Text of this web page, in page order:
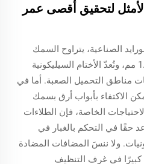
لتحقيق أقصى عمر
الصناعية، يتراوح السمك
القياسي بين حوالي 0.9 إلى 1.2 مم، وتُعدّ الأختام السيليكونية
مناطق التحميل الصعبة. أما في
الاكتفاء بأبواب أرق بسمك
الاحتياجات الخاصة، فإن الطلاءات
حقًا في التحكم بالغبار في
ولا ننسَ المضافات المضادة
كبيرًا في غرف التنظيف